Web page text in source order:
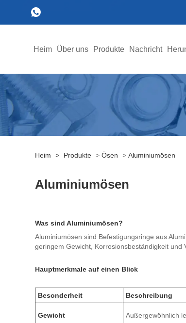
Heim Über uns Produkte Nachricht
Heim > Produkte > Ösen > Aluminiumösen
Aluminiumösen
Was sind Aluminiumösen?
Aluminiumösen sind Befestigungsringe aus
geringem Gewicht, Korrosionsbeständigkeit und
Hauptmerkmale auf einen Blick
Besonderheit Beschreibung
Gewicht Außergewöhnlich